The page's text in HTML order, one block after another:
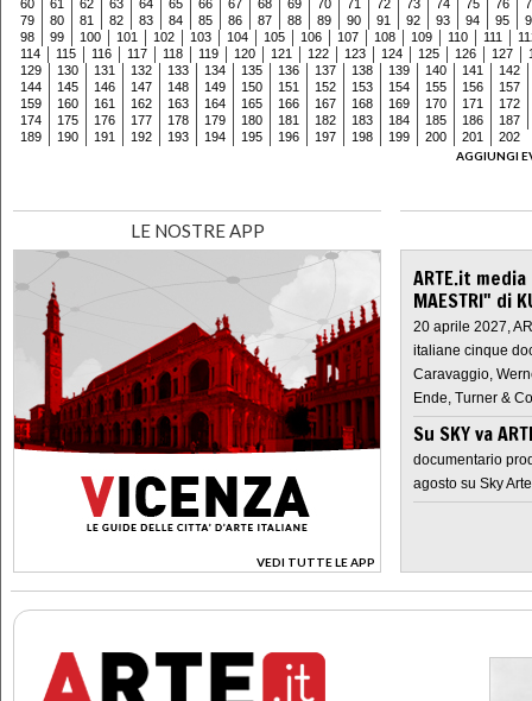
60 61 62 63 64 65 66 67 68 69 70 71 72 73 74 75 76
79
80 81 82 83 84 85 86 87 88 89 90 91 92 93 94 95
98
99 100 101 102 103 104 105 106 107 108 109 110 111
114
115 116 117 118 119 120 121 122 123 124 125 126 127
129
130 131 132 133 134 135 136 137 138 139 140 141
142
144
145 146 147 148 149 150 151 152 153 154 155 156
157
159
160 161 162 163 164 165 166 167 168 169 170 171
172
174
175 176 177 178 179 180 181 182 183 184 185 186
187
189
190 191 192 193 194 195 196 197 198 199 200 201
202
AGGIUNGI
LE NOSTRE APP
VEDI TUTTE LE APP
>
ARTE.it
MAESTRI" di
20 aprile 2027,
italiane cinque
Caravaggio,
Ende, Turner &
Su SKY va
documentario
agosto su Sky Arte